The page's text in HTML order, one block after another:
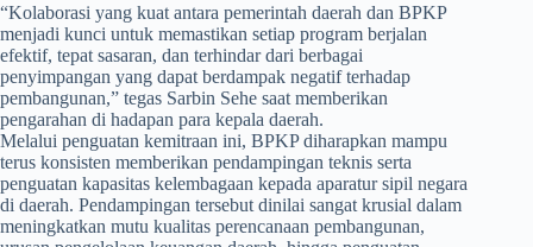
​“Kolaborasi yang kuat antara pemerintah daerah dan BPKP
menjadi kunci untuk memastikan setiap program berjalan
efektif, tepat sasaran, dan terhindar dari berbagai
penyimpangan yang dapat berdampak negatif terhadap
pembangunan,” tegas Sarbin Sehe saat memberikan
pengarahan di hadapan para kepala daerah.
Melalui penguatan kemitraan ini, BPKP diharapkan mampu
terus konsisten memberikan pendampingan teknis serta
penguatan kapasitas kelembagaan kepada aparatur sipil negara
di daerah. Pendampingan tersebut dinilai sangat krusial dalam
meningkatkan mutu kualitas perencanaan pembangunan,